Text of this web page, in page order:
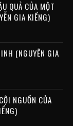
QUẢ CỦA MỘT
GIA KIỂNG)
(NGUYỄN GIA
NGUỒN CỦA